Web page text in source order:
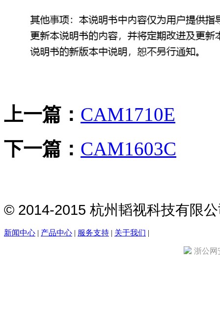
上一篇： CAM1710E
下一篇： CAM1603C
© 2014-2015 杭州韬视科技有限
新闻中心 | 产品中心 | 服务支持 | 关于我们 |
浙公网